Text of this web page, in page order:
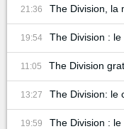
21:36 The Division, la
19:54 The Division :
11:05 The Division
13:27 The
19:59 The Division :